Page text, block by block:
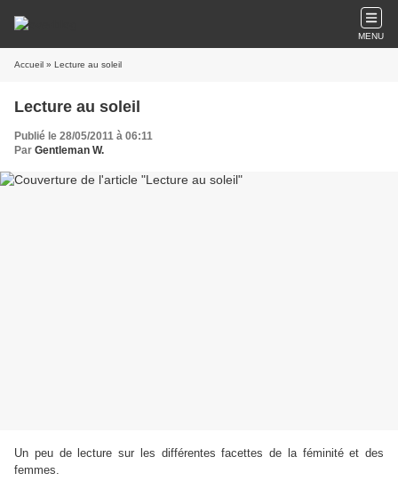
MENU
Accueil » Lecture au soleil
Lecture au soleil
Publié le 28/05/2011 à 06:11
Par Gentleman W.
Un peu de lecture sur les différentes facettes de la féminité et des
femmes.